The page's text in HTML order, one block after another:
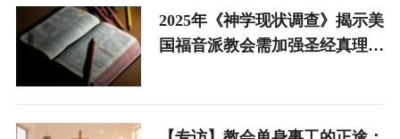
2025年《神学现状调查》揭示美
国福音派教会需加强圣经真理根